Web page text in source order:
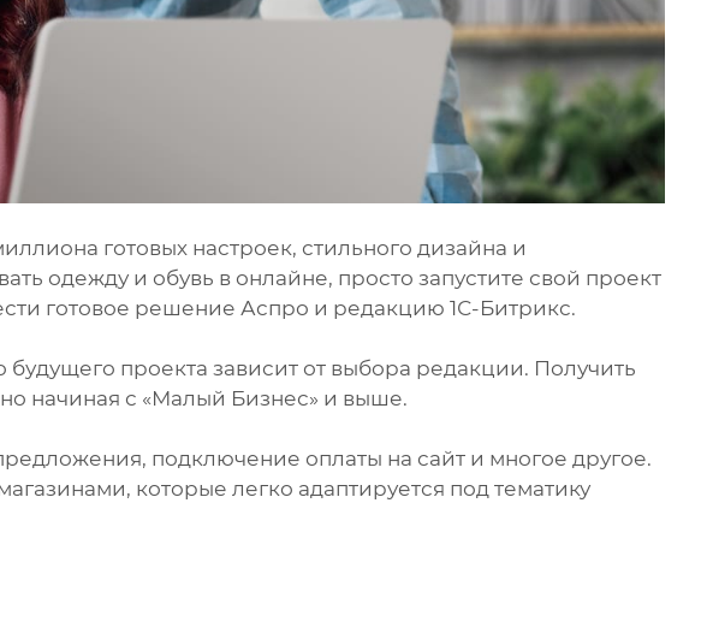
готовых настроек, стильного дизайна и
одежду и обувь в онлайне, просто запустите свой проект
готовое решение Аспро и редакцию 1С-Битрикс.
проекта зависит от выбора редакции. Получить
начиная с «Малый Бизнес» и выше.
подключение оплаты на сайт и многое другое.
которые легко адаптируется под тематику